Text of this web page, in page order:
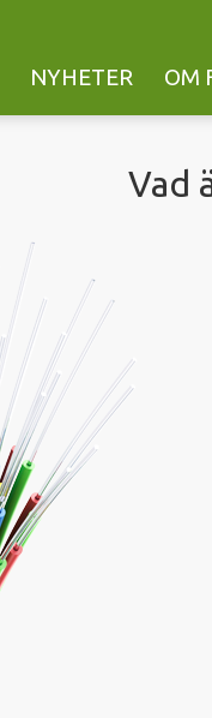
NYHETER OM
Vad